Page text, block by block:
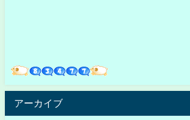
アーカイブ